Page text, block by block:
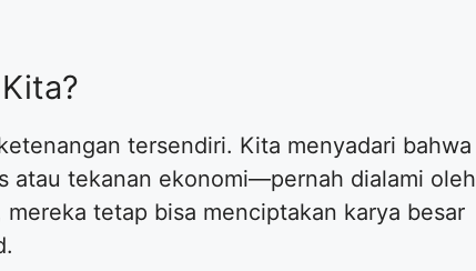
tersendiri. Kita menyadari bahwa
tekanan ekonomi—pernah dialami oleh
tetap bisa menciptakan karya besar